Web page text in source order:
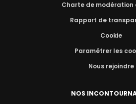
Charte de modération
Rapport de
Cookie
Paramétrer les
Nous rejoindre
NOS